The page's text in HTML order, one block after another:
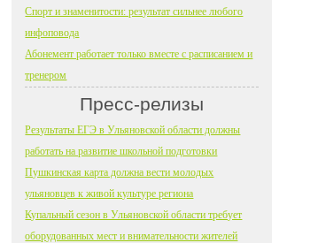
Спорт и знаменитости: результат сильнее любого
инфоповода
Абонемент работает только вместе с расписанием и
тренером
Пресс-релизы
Результаты ЕГЭ в Ульяновской области должны
работать на развитие школьной подготовки
Пушкинская карта должна вести молодых
ульяновцев к живой культуре региона
Купальный сезон в Ульяновской области требует
оборудованных мест и внимательности жителей